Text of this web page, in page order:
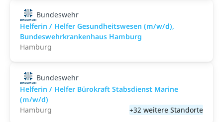
Bundeswehr
Helferin / Helfer Gesundheitswesen (m/w/d),
Bundeswehrkrankenhaus Hamburg
Hamburg
Bundeswehr
Helferin / Helfer Bürokraft Stabsdienst Marine
(m/w/d)
Hamburg
+32 weitere Standorte